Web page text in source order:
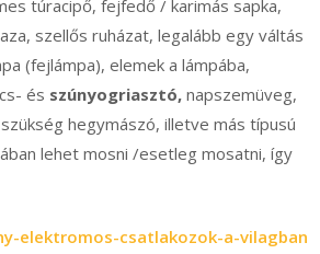
túracipő, fejfedő / karimás sapka,
szellős ruházat, legalább egy váltás
(fejlámpa), elemek a lámpába,
és szúnyogriasztó, napszemüveg,
hegymászó, illetve más típusú
lehet mosni /esetleg mosatni, így
elektromos-csatlakozok-a-vilagban